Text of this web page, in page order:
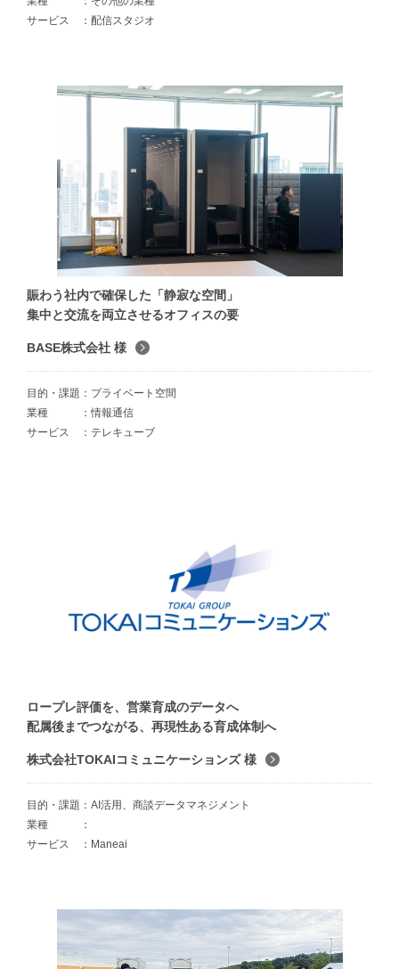
サービス
配信スタジオ
賑わう社内で確保した「静寂な空間」
集中と交流を両立させるオフィスの要
BASE株式会社 様
目的・課題
プライベート空間
業種
情報通信
サービス
テレキューブ
ロープレ評価を、営業育成のデータへ
配属後までつながる、再現性ある育成体制へ
株式会社TOKAIコミュニケーションズ 様
目的・課題
AI活用、商談データマネジメント
業種
サービス
Maneai